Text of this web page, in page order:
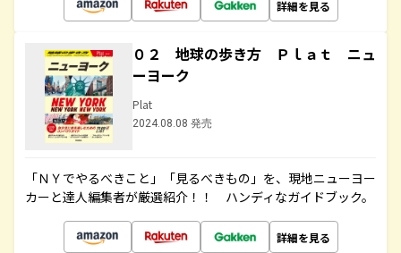
詳細を見る
０２ 地球の歩き方 Ｐｌａｔ ニュ
ーヨーク
Plat
2024.08.08 発売
「ＮＹでやるべきこと」「見るべきもの」を、現地ニューヨー
カーと達人編集者が厳選紹介！！ ハンディなガイドブック。
詳細を見る